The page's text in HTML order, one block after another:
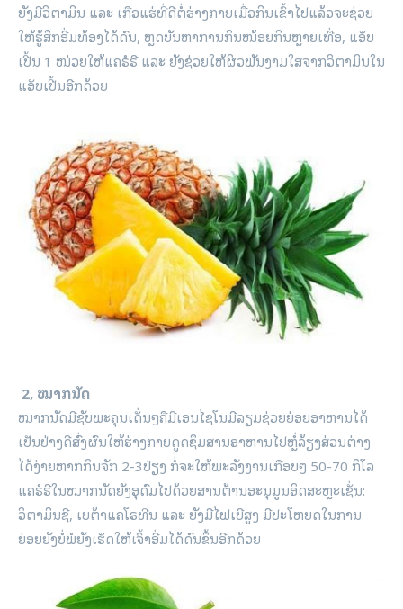
ຍັງມີວິຕາມິນ ແລະ ເກືອແຮ່ທີ່ດີຕໍ່ຮ່າງກາຍເມື່ອກິນເຂົ້າໄປແລ້ວຈະຊ່ວຍ
ໃຫ້ຮູ້ສຶກອີ່ມທ້ອງໄດ້ດົນ, ຫຼດບັນຫາການກິນໜ້ອຍກິນຫຼາຍເທື່ອ, ແອັບ
ເປີ້ນ 1 ໜ່ວຍໃຫ້ແຄຣໍຣີ ແລະ ຍັງຊ່ວຍໃຫ້ຜິວພັນງາມໃສຈາກວິຕາມິນໃນ
ແອັບເປີ້ນອີກດ້ວຍ
2, ໝາກນັດ
ໝາກນັດມີຊັບພະຄຸນເດັ່ນໆຄືມີເອນໄຊໂນມີລຽມຊ່ວຍຍ່ອຍອາຫານໄດ້
ເປັນຢ່າງດີສົ່ງຜົນໃຫ້ຮ່າງກາຍດູດຊຶມສານອາຫານໄປຫຼໍ່ລ້ຽງສ່ວນຕ່າງ
ໄດ້ງ່າຍຫາກກິນຈັກ 2-3ປ່ຽງ ກໍ່ຈະໃຫ້ພະລັງງານເກືອບໆ 50-70 ກິໂລ
ແຄຣໍຣີໃນໝາກນັດຍັງອຸດົມໄປດ້ວຍສານຕ້ານອະນຸມູນອິດສະຫຼະເຊັ່ນ:
ວິຕາມິນຊີ, ເບຕ້າແຄໂຣທີນ ແລະ ຍັງມີໄຟເບີສູງ ມີປະໂຫຍດໃນການ
ຍ່ອຍຍັງບໍ່ພໍຍັງເຮັດໃຫ້ເຈົ້າອີ່ມໄດ້ດົນຂຶ້ນອີກດ້ວຍ